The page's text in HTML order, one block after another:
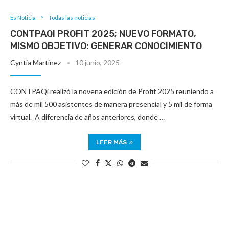
Es Noticia Todas las noticias
CONTPAQI PROFIT 2025; NUEVO FORMATO,
MISMO OBJETIVO: GENERAR CONOCIMIENTO
Cyntia Martinez 10 junio, 2025
CONTPAQi realizó la novena edición de Profit 2025 reuniendo a
más de mil 500 asistentes de manera presencial y 5 mil de forma
virtual. A diferencia de años anteriores, donde …
LEER MÁS